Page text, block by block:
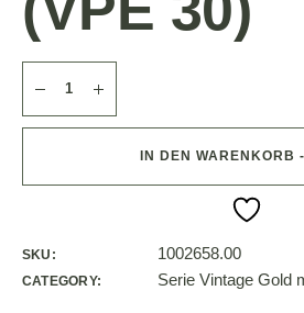
IN DEN WARENKORB
SKU: 1002658.00
CATEGORY: Serie Vintage Gold